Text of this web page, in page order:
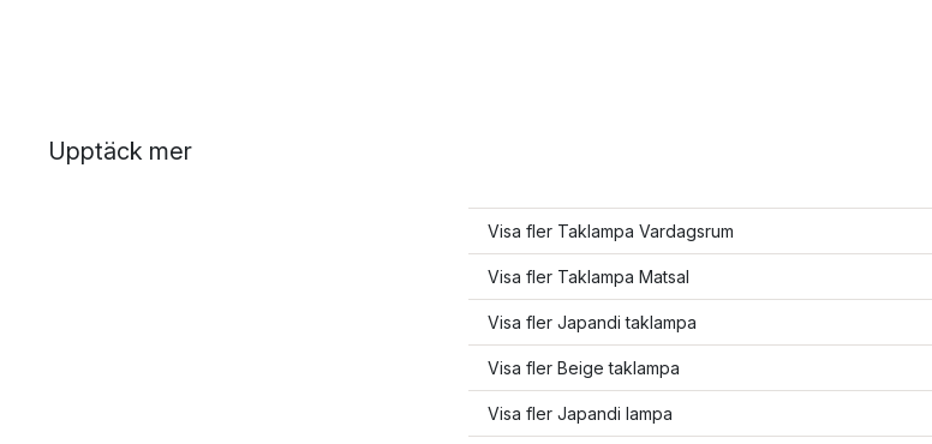
Upptäck mer
Visa fler Taklampa Vardagsrum
Visa fler Taklampa Matsal
Visa fler Japandi taklampa
Visa fler Beige taklampa
Visa fler Japandi lampa